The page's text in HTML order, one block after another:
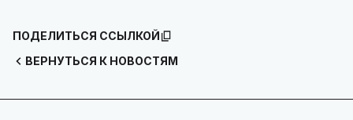
ВЕРНУТЬСЯ К НОВОСТЯМ
ПОДЕЛИТЬСЯ ССЫЛКОЙ